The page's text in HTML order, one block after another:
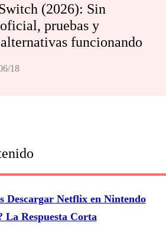
(2026): Sin
pruebas y
funcionando
18
Descargar Netflix en Nintendo
La Respuesta Corta